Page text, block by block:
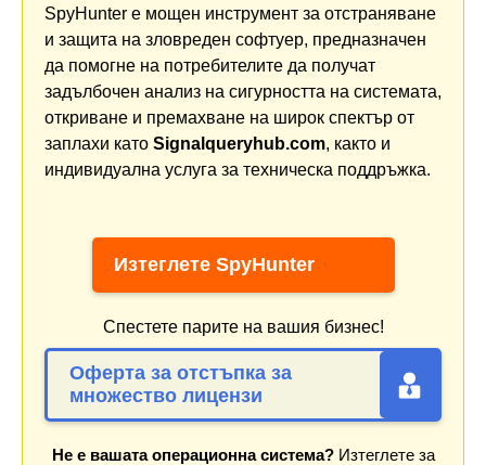
SpyHunter е мощен инструмент за отстраняване
и защита на зловреден софтуер, предназначен
да помогне на потребителите да получат
задълбочен анализ на сигурността на системата,
откриване и премахване на широк спектър от
заплахи като Signalqueryhub.com, както и
индивидуална услуга за техническа поддръжка.
Изтеглете SpyHunter
Спестете парите на вашия бизнес!
Оферта за отстъпка за
множество лицензи
Не е вашата операционна система?Изтеглете за